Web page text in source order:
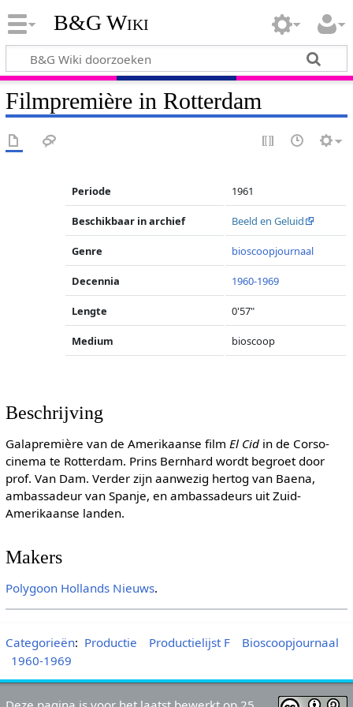
B&G Wiki
Filmpremière in Rotterdam
Periode 1961
Beschikbaar in archief Beeld en Geluid
Genre bioscoopjournaal
Decennia 1960-1969
Lengte 0'57"
Medium bioscoop
Beschrijving
Galapremière van de Amerikaanse film El Cidin de Corso-
cinema te Rotterdam. Prins Bernhard wordt begroet door
prof. Van Dam. Verder zijn aanwezig hertog van Baena,
ambassadeur van Spanje, en ambassadeurs uit Zuid-
Amerikaanse landen.
Makers
Polygoon Hollands Nieuws.
Categorieën: Productie Productielijst F
Bioscoopjournaal
1960-1969